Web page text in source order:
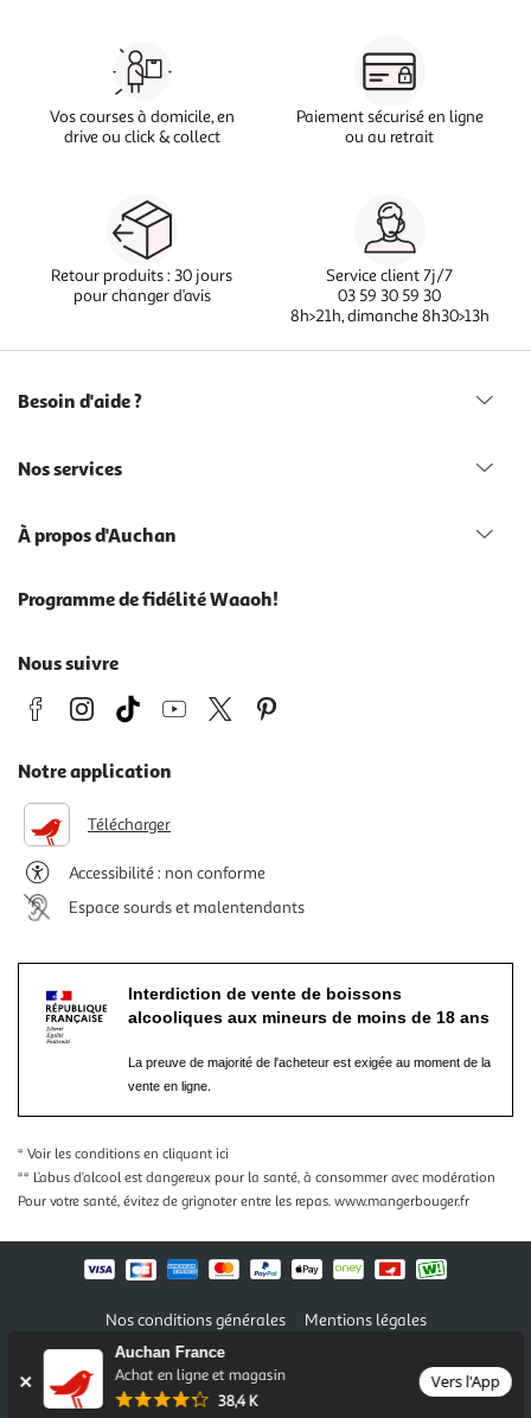
Auchan France
Achat en ligne et magasin
38,4 K
Vers l'App
Vos courses à domicile, en
drive ou click & collect
Paiement sécurisé en ligne
ou au retrait
Retour produits : 30 jours
pour changer d’avis
Service client 7j/7
03 59 30 59 30
8h>21h, dimanche 8h30>13h
Besoin d'aide ?
Nos services
À propos d'Auchan
Programme de fidélité Waaoh!
Nous suivre
Notre application
Télécharger
Accessibilité : non conforme
Espace sourds et malentendants
Interdiction de vente de boissons
alcooliques aux mineurs de moins de 18 ans
La preuve de majorité de l'acheteur est exigée au moment de la
vente en ligne.
* Voir les conditions en cliquant ici
** L’abus d’alcool est dangereux pour la santé, à consommer avec modération
Pour votre santé, évitez de grignoter entre les repas. www.mangerbouger.fr
Nos conditions générales
Mentions légales
Conditions des offres et promotions
Politique de confidentialité
Informations légales marketplace